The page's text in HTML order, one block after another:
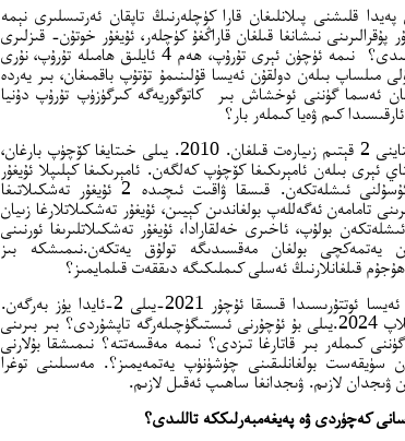
پەيدا قلىشنى پىلانلىغان قارا كۈچلەرنىڭ تاپقان ئەرتىسلىرى نېمە
پۇقرالىرىنى نىشانغا قىلغان قاراڭغۇ كۈچلەر، ئۇيغۇر خوتۇن- قىزلىرى
ئارىسىدىن ”زىيانكەشلىككە ئۇچۇرىغۇچى“ تاپالمىدى؟ نىمە ئۈچۈن ئېرى تۇرۇپ، ھەم 4 ئايلىق ھامىلە تۇرۇپ، نۇرى
مىلساپ بىلەن دولقۇن ئەيسا قۇلىنىمۇ تۇتۇپ باقمىغان، بىر يەردە
ئەسما گۈننى ئوخشاش بىر كاتوگوريەگە كىرگۈزۈپ تۇرۇپ دۇنيا
كىم ۋەيا كىملەر بار؟
جۇلى مىلساپ، 2007.يىلى ۋە 2008.يىلى خىتاينى 2 قېتىم زىيارەت قىلغان. 2010. يىلى خىتايغا كۆچۈپ بارغان،
توي قىلغان 2020. يىلى خىتاي ئېرى بىلەن ئامېرىكىغا كۆچۈپ كەلگەن. ئامېرىكىغا كېلىپلا ئۇيغۇر
تەشكىلاتلىرىغا ئىشقا كىرىش ئۈچۈن ھەممە ئۇسۇلنى ئىشلەتكەن. قىسقا ۋاقىت ئىچىدە 2 ئۇيغۇر تەشكىلاتىغا
تامامەن ئەگەللەپ بولغاندىن كېيىن، ئۇيغۇر تەشكىلاتلارغا زىيان
بولۇپ، ئاخىرى خەلقارادا، ئۇيغۇر تەشكىلاتلىرىغا ئورنىنى
يەتمەكچى بولغان مەقسىدىگە تولۇق يەتكەن.نىمىشكە بىز
قىلغانلارنىڭ ئەسلى كىملىكىگە دىققەت قىلمايمىز؟
بېلگىيەلىك تۈرك قىز ئەسما گۈن بىلەن دولقۇن ئەيسا ئوتتۇرىسىدا قىسقا ئۇچۇر 2021-يىلى 2-ئايدا يۈز بەرگەن.
ئەسما گۈن نىمە ئۈچۈن بۇ ئۇچۇرنى 3 يىل ساقلاپ 2024.يىلى بۇ ئۇچۇرنى ئىستىگۈچىلەرگە تاپشۇردى؟ بىر بىرىنى
كىملەر بىر قاتارغا تىزدى؟ نىمە مەقسەتتە؟ نىمىشقا بۇلارنى
سۈيقەست بولغانلىقىنى چۈشۈنۈپ يەتمەيمىز؟. مەسىلىنى توغرا
ۋىجدان لازىم. ۋىجدانغا ساھىپ ئەقىل لازىم.
كەچۈردى ۋە پەيغەمبەرلىككە تاللىدى؟